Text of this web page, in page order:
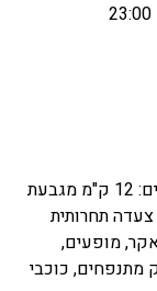
צעדת ירושלים תתקיים השנה בשלושה מסלולים: 12 ק"מ מגבעת
צעדה תחרותית
מופעים,
כוכבי